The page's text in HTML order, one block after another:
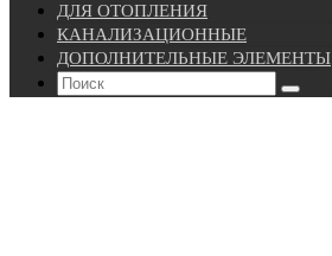
ДЛЯ ОТОПЛЕНИЯ
КАНАЛИЗАЦИОННЫЕ
ДОПОЛНИТЕЛЬНЫЕ ЭЛЕМЕНТЫ